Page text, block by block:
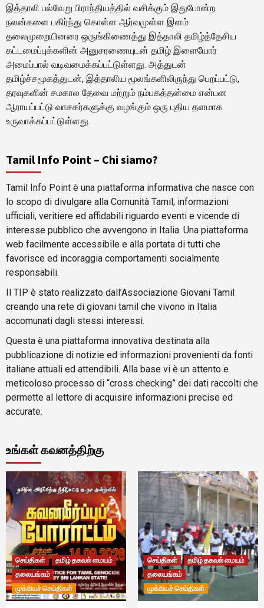
இத்தாலி பல்வேறு பிராந்தியத்தில் வசிக்கும் இதுபோன்ற
நலன்களை பகிர்ந்து கொள்ள ஆர்வமுள்ள இளம்
தலைமுறையினரை ஒருங்கிணைத்து இத்தாலி தமிழ்த்தேசிய
கட்டமைப்புக்களின் அனுசரணையுடன் தமிழ் இளையோர்
அமைப்பால் வடிவமைக்கப்பட்டுள்ளது. அத்துடன்
தமிழ்ச்சமூகத்துடன், இத்தாலிய மூலங்களிலிருந்து பெறப்பட்டு,
தரவுகளின் சமகால தேவை மற்றும் நம்பகத்தன்மை என்பன
ஆராயப்பட்டு வாசகர்களுக்கு வழங்கும் ஒரு புதிய தளமாக
உருவாக்கப்பட்டுள்ளது.
Tamil Info Point – Chi siamo?
Tamil Info Point è una piattaforma informativa che nasce con
lo scopo di divulgare alla Comunità Tamil, informazioni
ufficiali, veritiere ed affidabili riguardo eventi e vicende di
interesse pubblico che avvengono in Italia. Una piattaforma
web facilmente accessibile e alla portata di tutti che
favorisce ed incoraggia comportamenti socialmente
responsabili.
Il TIP è stato realizzato dall’Associazione Giovani Tamil
creando una rete di giovani tamil che vivono in Italia
accomunati dagli stessi interessi.
Questa è una piattaforma innovativa destinata alla
pubblicazione di notizie ed informazioni provenienti da fonti
italiane attuali ed attendibili. Alla base vi è un attento e
meticoloso processo di “cross checking” dei dati raccolti che
permette al lettore di acquisire informazioni precise ed
accurate.
உங்கள் கவனத்திற்கு
செய்திகள்
தமிழ் தகவல் மையம்
தலையங்கம்
முக்கியச் செய்திகள்
செய்திகள்
தமிழ் தகவல் மையம்
தலையங்கம்
முக்கியச் செய்திகள்